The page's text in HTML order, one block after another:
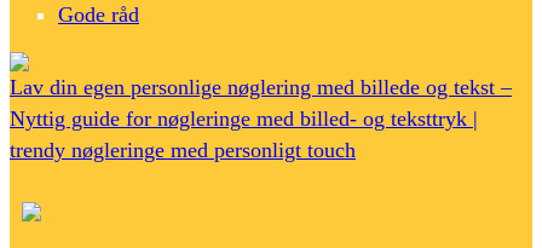
Gode råd
Lav din egen personlige nøglering med billede og tekst –
Nyttig guide for nøgleringe med billed- og teksttryk |
trendy nøgleringe med personligt touch